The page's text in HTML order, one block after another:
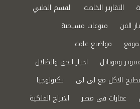
التقارير الخاصة
القسم الطبي
الفن
منوعات مسيحية
مواضيع عامة
وموبايل
اخبار الحق والضلال
الاكل مع لى لى
تكنولوجيا
عقارات في مصر الابراج الفلكية